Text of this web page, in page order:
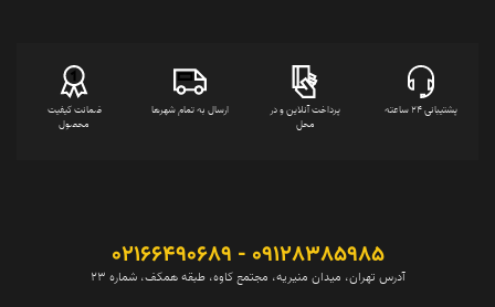
پشتیبانی 24 ساعته
پرداخت آنلاین و در
محل
ارسال به تمام شهرها
ضمانت کیفیت
محصول
09128385985 - 02166490689
آدرس تهران، میدان منیریه، مجتمع کاوه، طبقه همکف، شماره 23